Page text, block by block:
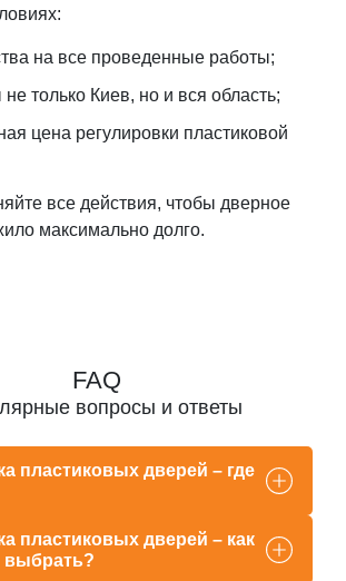
на все проведенные работы;
только Киев, но и вся область;
цена регулировки пластиковой
все действия, чтобы дверное
максимально долго.
FAQ
вопросы и ответы
пластиковых дверей – где
пластиковых дверей – как
выбрать?